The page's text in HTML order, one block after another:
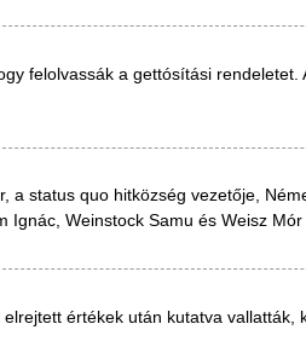
felolvassák a gettósítási
status quo hitközség vezetője,
Weinstock Samu és Weisz
értékek után kutatva